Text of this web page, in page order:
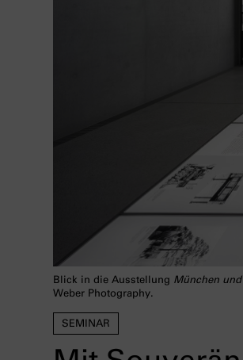
SEMINAR
Blick in die Ausstellung München
Weber Photography.